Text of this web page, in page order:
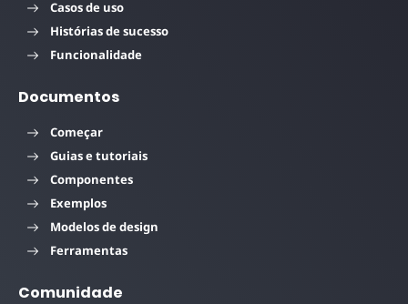
Casos de uso
Histórias de sucesso
Funcionalidade
Documentos
Começar
Guias e tutoriais
Componentes
Exemplos
Modelos de design
Ferramentas
Comunidade